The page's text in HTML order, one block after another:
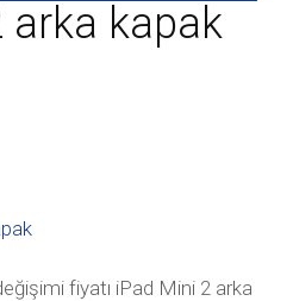
arka kapak
fiyatı iPad Mini 2 arka